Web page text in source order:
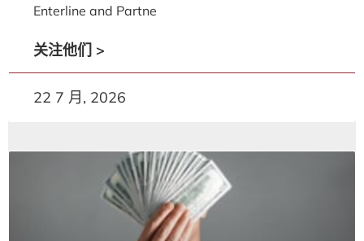
Enterline and Partne
关注他们 >
22 7 月, 2026